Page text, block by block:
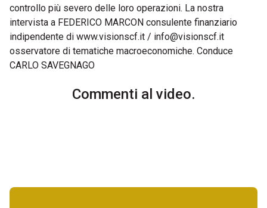
controllo più severo delle loro operazioni. La nostra
intervista a FEDERICO MARCON consulente finanziario
indipendente di www.visionscf.it / info@visionscf.it
osservatore di tematiche macroeconomiche. Conduce
CARLO SAVEGNAGO
Commenti al video.